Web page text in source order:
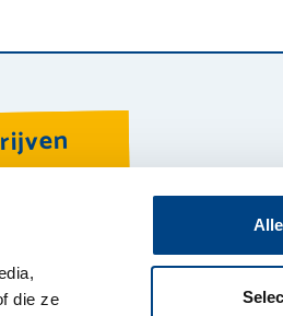
die ze
bij Forte
Kosten